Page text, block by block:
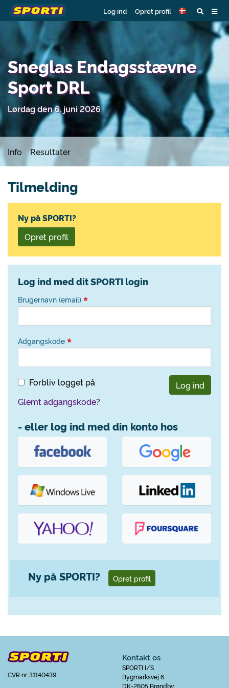
Log ind Opret profil
Sneglas Endagsstævne
Sport DRL
Lørdag den 6. juni 2026
Info Resultater
Tilmelding
Ny på SPORTI?
Opret profil
Log ind med dit SPORTI login
Brugernavn (email)
Adgangskode
Forbliv logget på
Log ind
Glemt adgangskode?
- eller log ind med din konto hos
Ny på SPORTI? Opret profil
CVR nr. 31140439
Kontakt os
SPORTI I/S
Bygmarksvej 6
DK-2605 Brøndby